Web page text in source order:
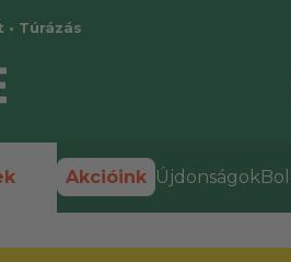
• Túrázás
Akcióink Újdonságok